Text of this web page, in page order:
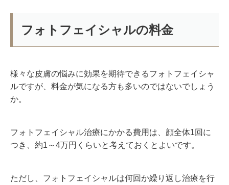
フォトフェイシャルの料金
様々な皮膚の悩みに効果を期待できるフォトフェイシャ
ルですが、料金が気になる方も多いのではないでしょう
か。
フォトフェイシャル治療にかかる費用は、顔全体1回に
つき、約1 ～4万円くらいと考えておくとよいです。
ただし、フォトフェイシャルは何回か繰り返し治療を行